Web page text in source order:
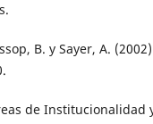
B. y Sayer, A.
de Institucionalidad